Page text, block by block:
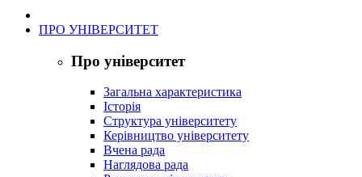
ПРО УНІВЕРСИТЕТ
Про університет
Загальна характеристика
Історія
Структура університету
Керівництво університету
Вчена рада
Наглядова рада